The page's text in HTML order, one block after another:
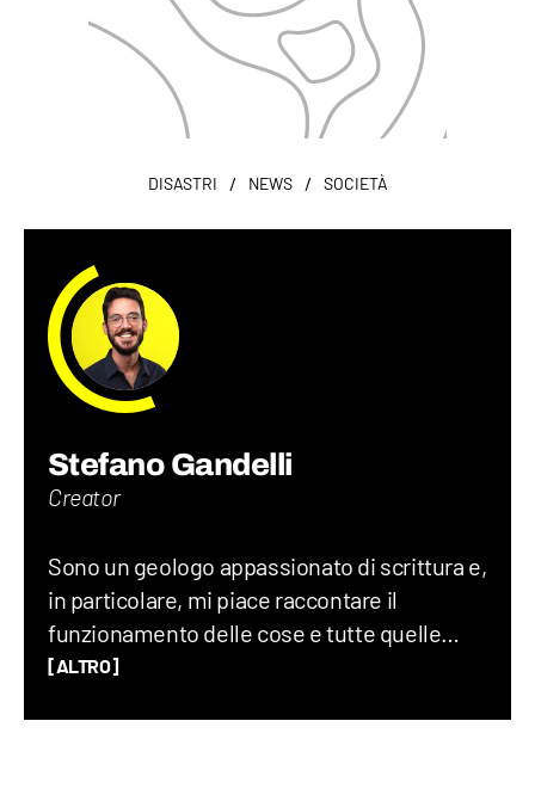
DISASTRI / NEWS / SOCIETÀ
Stefano Gandelli
Creator
Sono un geologo appassionato di scrittura e,
in particolare, mi piace raccontare il
funzionamento delle cose e tutte quelle
storie assurde (ma vere) che accadono nel
[ALTRO]